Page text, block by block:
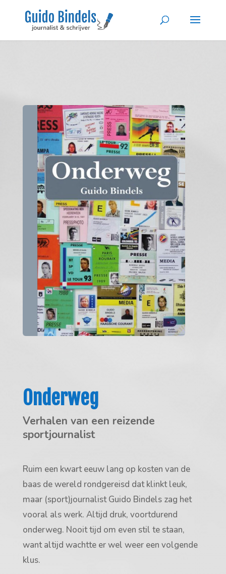
Onderweg
Verhalen van een reizende
sportjournalist
Ruim een kwart eeuw lang op kosten van de
baas de wereld rondgereisd dat klinkt leuk,
maar (sport)journalist Guido Bindels zag het
vooral als werk. Altijd druk, voortdurend
onderweg. Nooit tijd om even stil te staan,
want altijd wachtte er wel weer een volgende
klus.